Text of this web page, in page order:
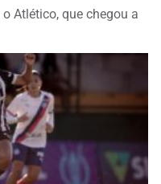
Atlético, que chegou a